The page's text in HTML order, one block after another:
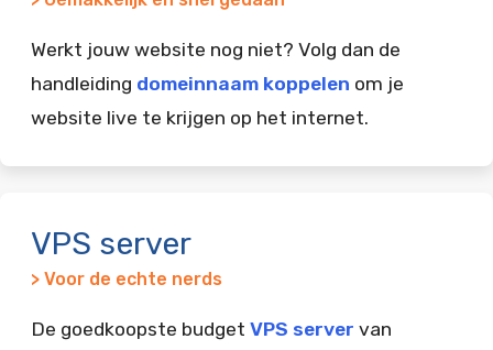
Werkt jouw website nog niet? Volg dan de
handleiding domeinnaam koppelen om je
website live te krijgen op het internet.
VPS server
> Voor de echte nerds
De goedkoopste budget VPS server van